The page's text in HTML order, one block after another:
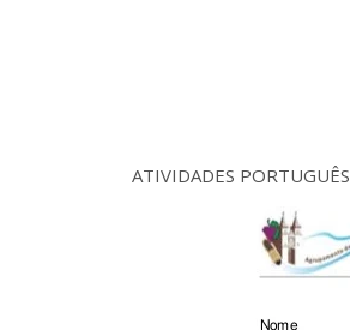
ATIVIDADES PORTUGUÊS